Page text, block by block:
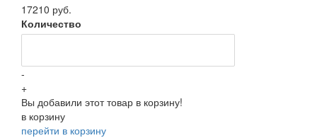
17210 руб.
Количество
-
+
Вы добавили этот товар в корзину!
в корзину
перейти в корзину